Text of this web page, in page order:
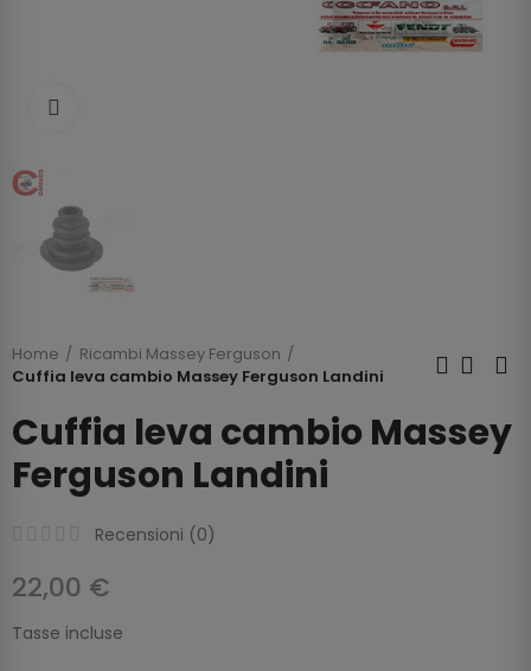
Home
Ricambi Massey Ferguson
Cuffia leva cambio Massey Ferguson Landini
Cuffia leva cambio Massey
Ferguson Landini
Recensioni (0)
22,00 €
Tasse incluse